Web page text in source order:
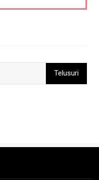
pendekatan